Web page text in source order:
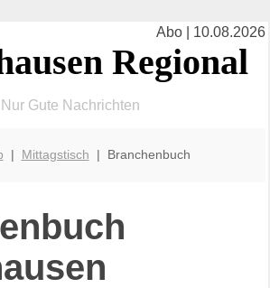
Abo | 10.08.2026
Regional
Nur Gute Nachrichten
| Mittagstisch | Branchenbuch